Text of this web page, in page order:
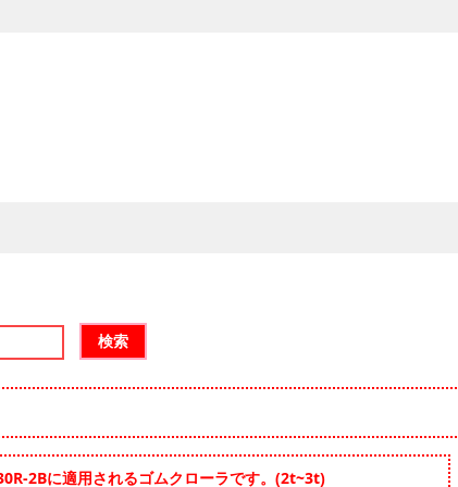
検索
2Bに適用されるゴムクローラです。(2t~3t)